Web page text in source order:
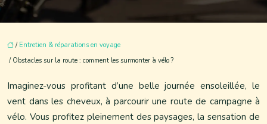
/ Entretien & réparations en voyage
/ Obstacles sur la route : comment les surmonter à vélo ?
Imaginez-vous profitant d’une belle journée ensoleillée, le
vent dans les cheveux, à parcourir une route de campagne à
vélo. Vous profitez pleinement des paysages, la sensation de